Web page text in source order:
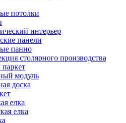
потолки
интерьер
панели
панно
столярного производства
модуль
доска
елка
елка